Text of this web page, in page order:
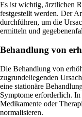
Es ist wichtig, ärztlichen
festgestellt werden. Der
durchführen, um die
ermitteln und
Behandlung von
Die Behandlung von
zugrundeliegenden
eine stationäre
Symptome erforderlich.
Medikamente oder
normalisieren.